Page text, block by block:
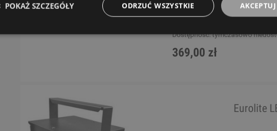
W rezerwacji: 0
Dostępność:tymczasowo
369,00 zł
Eurolite
ODRZUĆ WSZYSTKIE
POKAŻ SZCZEGÓŁY